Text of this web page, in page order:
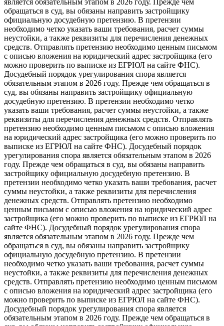
является обязательным этапом в 2026 году. Прежде чем
обращаться в суд, вы обязаны направить застройщику
официальную досудебную претензию. В претензии
необходимо четко указать ваши требования, расчет суммы
неустойки, а также реквизиты для перечисления денежных
средств. Отправлять претензию необходимо ценным письмом
с описью вложения на юридический адрес застройщика (его
можно проверить по выписке из ЕГРЮЛ на сайте ФНС).
Досудебный порядок урегулирования спора является
обязательным этапом в 2026 году. Прежде чем обращаться в
суд, вы обязаны направить застройщику официальную
досудебную претензию. В претензии необходимо четко
указать ваши требования, расчет суммы неустойки, а также
реквизиты для перечисления денежных средств. Отправлять
претензию необходимо ценным письмом с описью вложения
на юридический адрес застройщика (его можно проверить по
выписке из ЕГРЮЛ на сайте ФНС). Досудебный порядок
урегулирования спора является обязательным этапом в 2026
году. Прежде чем обращаться в суд, вы обязаны направить
застройщику официальную досудебную претензию. В
претензии необходимо четко указать ваши требования, расчет
суммы неустойки, а также реквизиты для перечисления
денежных средств. Отправлять претензию необходимо
ценным письмом с описью вложения на юридический адрес
застройщика (его можно проверить по выписке из ЕГРЮЛ на
сайте ФНС). Досудебный порядок урегулирования спора
является обязательным этапом в 2026 году. Прежде чем
обращаться в суд, вы обязаны направить застройщику
официальную досудебную претензию. В претензии
необходимо четко указать ваши требования, расчет суммы
неустойки, а также реквизиты для перечисления денежных
средств. Отправлять претензию необходимо ценным письмом
с описью вложения на юридический адрес застройщика (его
можно проверить по выписке из ЕГРЮЛ на сайте ФНС).
Досудебный порядок урегулирования спора является
обязательным этапом в 2026 году. Прежде чем обращаться в